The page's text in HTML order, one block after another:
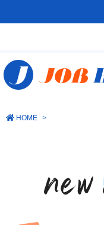
HOME >